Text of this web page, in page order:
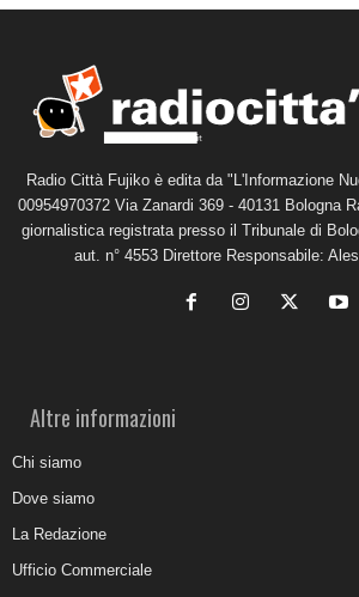
Radio Città Fujiko è edita da "L'Informazione
00954970372 Via Zanardi 369 - 40131 Bologna
giornalistica registrata presso il Tribunale di
aut. n° 4553 Direttore Responsabile:
Altre informazioni
Chi siamo
Dove siamo
La Redazione
Ufficio Commerciale